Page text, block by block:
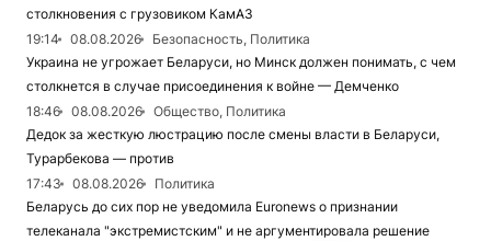
столкновения с грузовиком КамАЗ
19:14
08.08.2026
Безопасность, Политика
Украина не угрожает Беларуси, но Минск должен понимать, с чем
столкнется в случае присоединения к войне — Демченко
18:46
08.08.2026
Общество, Политика
Дедок за жесткую люстрацию после смены власти в Беларуси,
Турарбекова — против
17:43
08.08.2026
Политика
Беларусь до сих пор не уведомила Euronews о признании
телеканала "экстремистским" и не аргументировала решение